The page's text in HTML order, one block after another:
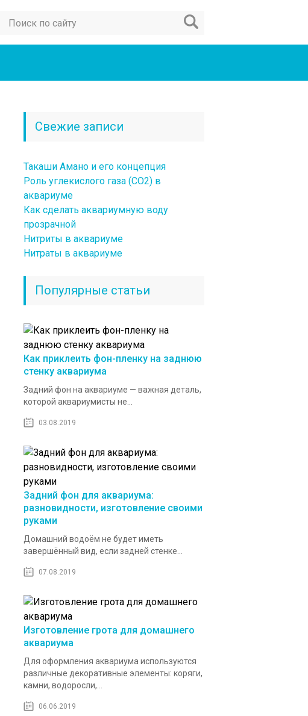
Свежие записи
Такаши Амано и его концепция
Роль углекислого газа (CO2) в
аквариуме
Как сделать аквариумную воду
прозрачной
Нитриты в аквариуме
Нитраты в аквариуме
Популярные статьи
Как приклеить фон-пленку на заднюю
стенку аквариума
Задний фон на аквариуме — важная деталь,
которой аквариумисты не...
03.08.2019
Задний фон для аквариума:
разновидности, изготовление своими
руками
Домашний водоём не будет иметь
завершённый вид, если задней стенке...
07.08.2019
Изготовление грота для домашнего
аквариума
Для оформления аквариума используются
различные декоративные элементы: коряги,
камни, водоросли,...
06.06.2019